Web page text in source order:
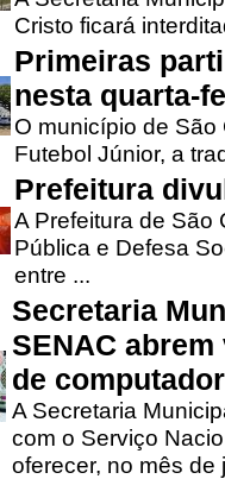
Cristo ficará
Primeiras
nesta quarta-
O município de
Futebol Júnior, a
Prefeitura
A Prefeitura de São
Pública e Defesa
entre ...
Secretaria
SENAC
de
A Secretaria
com o Serviço
oferecer, no mês de